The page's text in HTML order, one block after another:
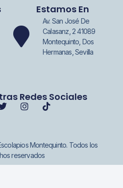
Estamos En
Av. San José De
Calasanz, 2 41089
Montequinto, Dos
Hermanas, Sevilla
Redes Sociales
Montequinto. Todos los
reservados